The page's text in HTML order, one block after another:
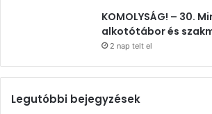
KOMOLYSÁG! – 30.
alkotótábor és
2 nap telt el
Legutóbbi bejegyzések